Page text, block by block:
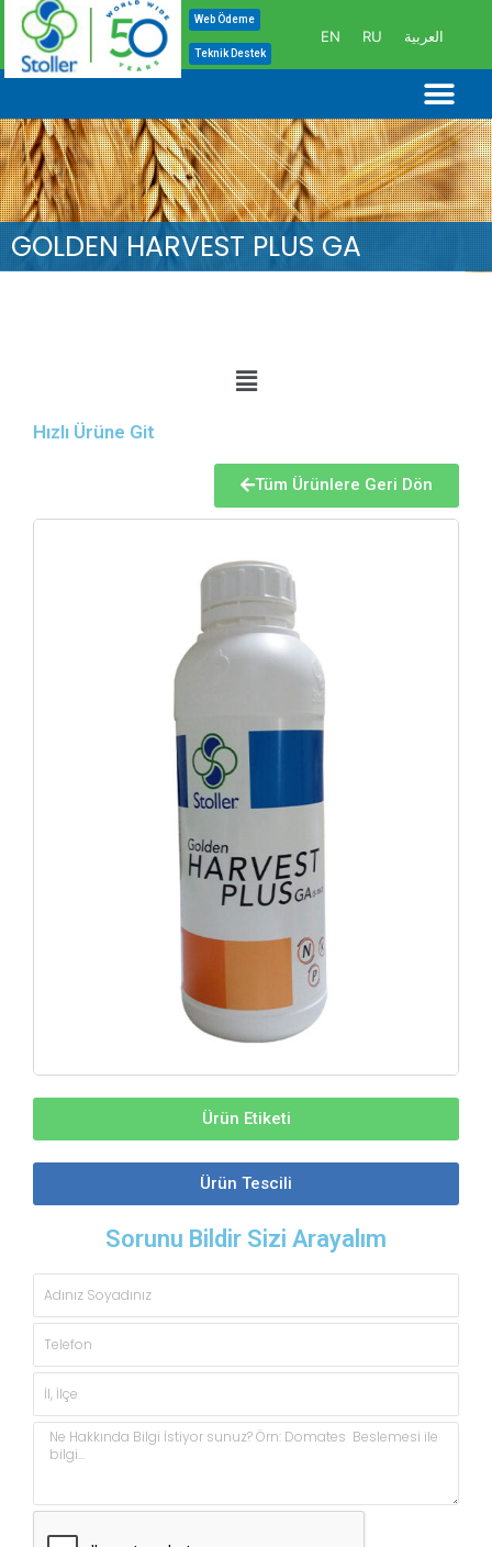
İçeriğe
Web Ödeme
Teknik Destek
EN RU العربية
GOLDEN HARVEST PLUS GA
Hızlı Ürüne Git
Tüm Ürünlere Geri Dön
Ürün Etiketi
Ürün Tescili
Sorunu Bildir Sizi Arayalım
Adınız
Soyadınız
Telefon
İlçe
Açıklama